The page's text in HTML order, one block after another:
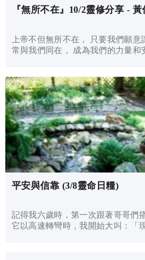
『無所不在』10/2靈修分享 -
上帝不但無所不在， 只要我們願
常與我們同在， 成為我們的力量和
平安與信靠 (3/8靈命日糧)
記得我六歲時，第一次跟著哥哥們
它以高速轉彎時，我開始大叫：「